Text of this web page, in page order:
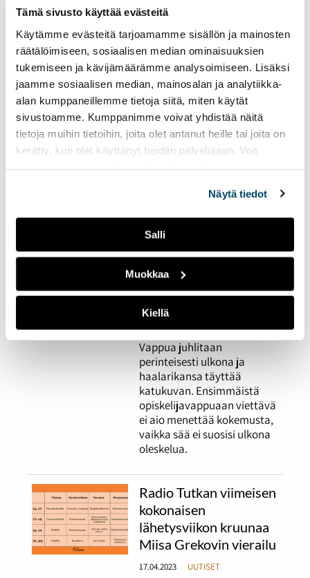
Tämä sivusto käyttää evästeitä
Käytämme evästeitä tarjoamamme sisällön ja mainosten
räätälöimiseen, sosiaalisen median ominaisuuksien
tukemiseen ja kävijämäärämme analysoimiseen. Lisäksi
jaamme sosiaalisen median, mainosalan ja analytiikka-
alan kumppaneillemme tietoja siitä, miten käytät
sivustoamme. Kumppanimme voivat yhdistää näitä
tietoja muihin tietoihin, joita olet antanut heille tai joita on
kerätty, kun olet käyttänyt heidän palvelujaan. Voit
Näytä tiedot
Salli
Muokkaa
Kiellä
vetää Lappeenrantaan
tuhansia kävijöitä.
25.05.2023 UUTISET
Lappeenrannan yksi
suurimmista
opiskelijatapahtumista
Marathon Monday vetää
kävijöitä ympäri Suomen.
Tapahtuman voittaa
olemalla 24 tuntia putkeen
päihtyneenä. Kannustaako
tämä kuitenkaan alkoholin
käyttöön?
Opiskelijat juhlivat
vappua säästä
riippumatta
17.05.2023
Vappua juhlitaan
perinteisesti ulkona ja
haalarikansa täyttää
katukuvan. Ensimmäistä
opiskelijavappuaan viettävä
ei aio menettää kokemusta,
vaikka sää ei suosisi ulkona
oleskelua.
Radio Tutkan viimeisen
kokonaisen
lähetysviikon kruunaa
Miisa Grekovin vierailu
17.04.2023 UUTISET